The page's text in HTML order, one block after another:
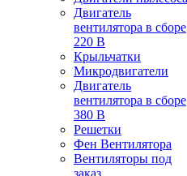
Двигатель
вентилятора в сборе
220 В
Крыльчатки
Микродвигатели
Двигатель
вентилятора в сборе
380 В
Решетки
Фен Вентилятора
Вентиляторы под
заказ